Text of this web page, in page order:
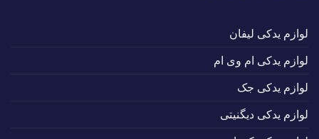
لوازم یدکی لیفان
لوازم یدکی ام وی ام
لوازم یدکی جک
لوازم یدکی دیگنیتی